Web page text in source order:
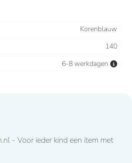
86 t/m 164
lettertype CooperBlack
Korenblauw
140
6-8 werkdagen
- Voor ieder kind een item met